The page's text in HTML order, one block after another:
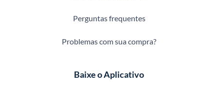
Perguntas frequentes
Problemas com sua compra?
Baixe o Aplicativo